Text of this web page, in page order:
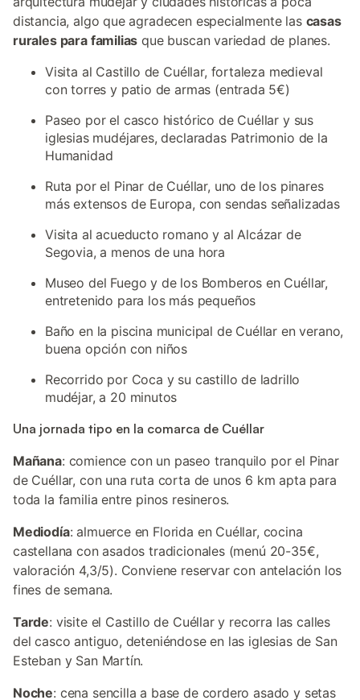
distancia, algo que agradecen especialmente las casas
rurales para familias que buscan variedad de planes.
Visita al Castillo de Cuéllar, fortaleza medieval
con torres y patio de armas (entrada 5€)
Paseo por el casco histórico de Cuéllar y sus
iglesias mudéjares, declaradas Patrimonio de la
Humanidad
Ruta por el Pinar de Cuéllar, uno de los pinares
más extensos de Europa, con sendas señalizadas
Visita al acueducto romano y al Alcázar de
Segovia, a menos de una hora
Museo del Fuego y de los Bomberos en Cuéllar,
entretenido para los más pequeños
Baño en la piscina municipal de Cuéllar en verano,
buena opción con niños
Recorrido por Coca y su castillo de ladrillo
mudéjar, a 20 minutos
Una jornada tipo en la comarca de Cuéllar
Mañana: comience con un paseo tranquilo por el Pinar
de Cuéllar, con una ruta corta de unos 6 km apta para
toda la familia entre pinos resineros.
Mediodía: almuerce en Florida en Cuéllar, cocina
castellana con asados tradicionales (menú 20-35€,
valoración 4,3/5). Conviene reservar con antelación los
fines de semana.
Tarde: visite el Castillo de Cuéllar y recorra las calles
del casco antiguo, deteniéndose en las iglesias de San
Esteban y San Martín.
Noche: cena sencilla a base de cordero asado y setas